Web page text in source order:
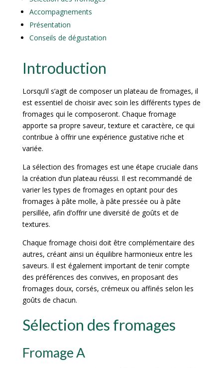
Accompagnements
Présentation
Conseils de dégustation
Introduction
Lorsqu’il s’agit de composer un plateau de fromages, il
est essentiel de choisir avec soin les différents types de
fromages qui le composeront. Chaque fromage
apporte sa propre saveur, texture et caractère, ce qui
contribue à offrir une expérience gustative riche et
variée.
La sélection des fromages est une étape cruciale dans
la création d’un plateau réussi. Il est recommandé de
varier les types de fromages en optant pour des
fromages à pâte molle, à pâte pressée ou à pâte
persillée, afin d’offrir une diversité de goûts et de
textures.
Chaque fromage choisi doit être complémentaire des
autres, créant ainsi un équilibre harmonieux entre les
saveurs. Il est également important de tenir compte
des préférences des convives, en proposant des
fromages doux, corsés, crémeux ou affinés selon les
goûts de chacun.
Sélection des fromages
Fromage A